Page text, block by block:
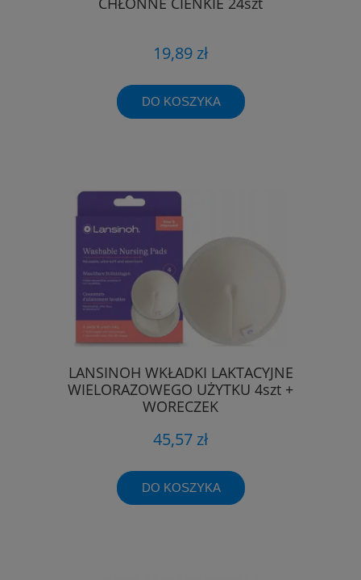
19,89 zł
DO KOSZYKA
LANSINOH WKŁADKI LAKTACYJNE
WIELORAZOWEGO UŻYTKU 4szt +
WORECZEK
45,57 zł
DO KOSZYKA